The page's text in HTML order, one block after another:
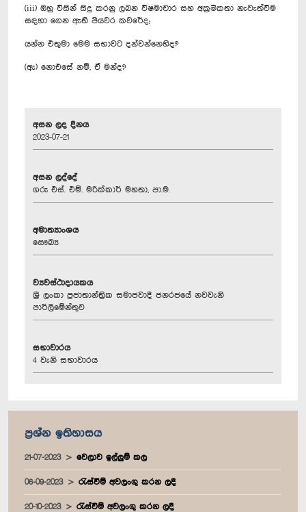
(iii) ඔහු විසින් සිදු කරනු ලබන විෂමාචාර සහ අක්‍රමිකතා නැවැත්වීම
සඳහා ගෙන ඇති පියවර කවරේද;
යන්න එතුමා මෙම සභාවට දන්වන්නෙහිද?
(ඇ) නොඑසේ නම්, ඒ මන්ද?
අසන ලද දිනය
2023-07-21
අසන ලද්දේ
ගරු එස්. එම්. මරික්කාර් මහතා, පා.ම.
අමාත්‍යාංශය
සෞඛ්‍ය
ව්‍යවස්ථාදායකය
ශ්‍රී ලංකා ප්‍රජාතාන්ත්‍රික සමාජවාදී ජනරජයේ නවවැනි
පාර්ලිමේන්තුව
සභාවාරය
4 වැනි සභාවාරය
ප්‍රශ්න ඉතිහාසය
21-07-2023 වෙලාව ඉල්ලුම් කල
06-09-2023 රැස්වීම් අවලංගු කරන ලදී
20-10-2023 රැස්වීම් අවලංගු කරන ලදී